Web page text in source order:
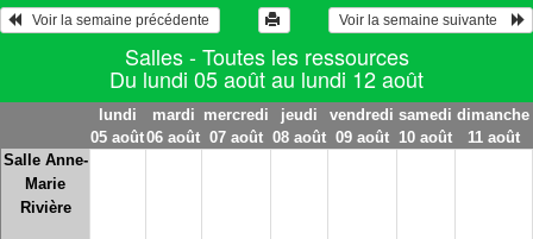
Voir la semaine suivante
Salles - Toutes les ressources
Du lundi 05 août au lundi 12 août
lundi
05 août
mardi
06 août
mercredi
07 août
jeudi
08 août
vendredi
09 août
samedi
10 août
dimanche
11 août
Salle Anne-
Marie
Rivière